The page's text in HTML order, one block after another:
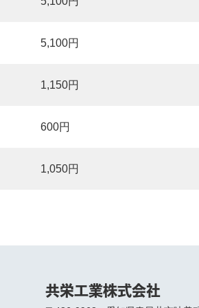
5,100円
1,150円
600円
1,050円
共栄工業株式会社